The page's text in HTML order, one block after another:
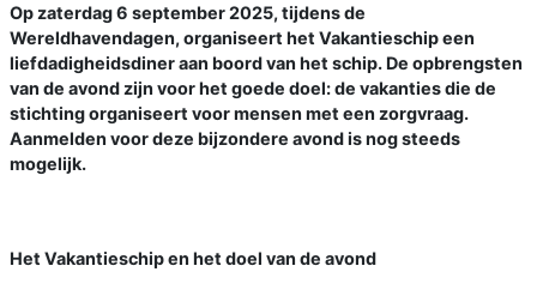
Op zaterdag 6 september 2025, tijdens de
Wereldhavendagen, organiseert het Vakantieschip een
liefdadigheidsdiner aan boord van het schip. De opbrengsten
van de avond zijn voor het goede doel: de vakanties die de
stichting organiseert voor mensen met een zorgvraag.
Aanmelden voor deze bijzondere avond is nog steeds
mogelijk.
Het Vakantieschip en het doel van de avond